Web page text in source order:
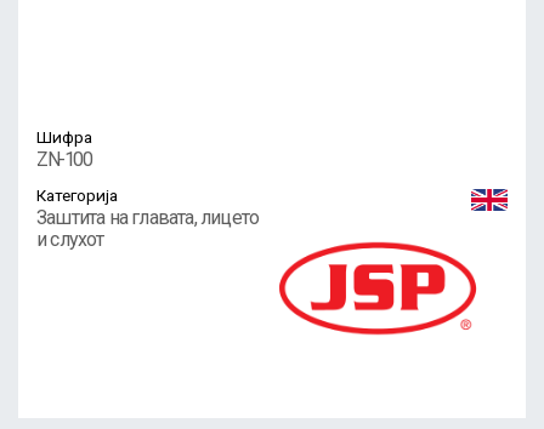
Шифра
ZN-100
Категорија
Заштита на главата, лицето
и слухот